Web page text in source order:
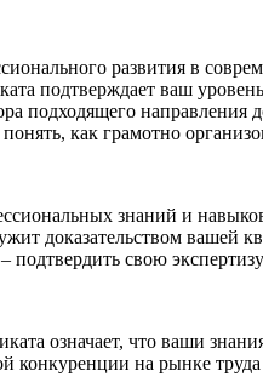
развития в
подтверждает ваш
подходящего
как грамотно
знаний и
доказательством вашей
подтвердить свою
означает, что ваши
конкуренции на рынке